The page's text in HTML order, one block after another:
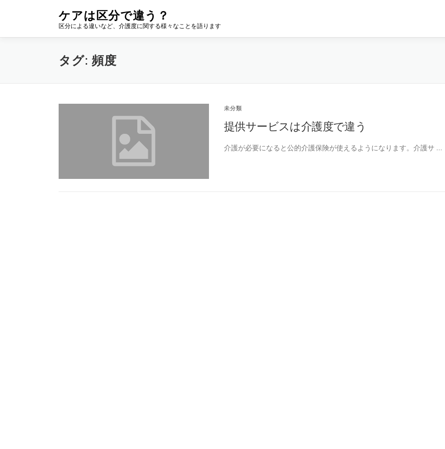
ン
ケアは区分で違う？
区分による違いなど、介護度に関する様々なことを語ります
タグ: 頻度
未分類
提供サービスは介護度で違う
介護が必要になると公的介護保険が使えるようになります。介護サ …